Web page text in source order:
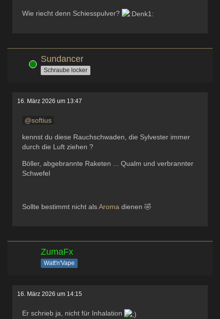
Wie riecht denn Schiesspulver?
Online Sundancer
Schraube locker
16. März 2026 um 13:47
softius
kennst du diese Rauchschwaden, die Sylvester immer
durch die Luft ziehen ?
Böller, abgebrannte Raketen ... Qualm und verbrannter
Schwefel
Sollte bestimmt nicht alsAroma dienen 🤣
ZumaFx
Watt'n'Vape
16. März 2026 um 14:15
Er schrieb ja, nicht für Inhalation